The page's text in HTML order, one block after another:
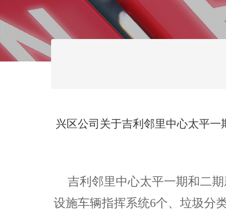
兴区公司关于吉利邻里中心太平
吉利邻里中心太平一期和二
设施车辆指挥系统6个、垃圾分